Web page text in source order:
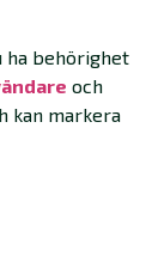
ha behörighet
och
kan markera